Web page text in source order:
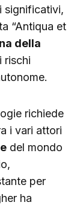
significativi,
“Antiqua et
della
rischi
richiede
i vari attori
del mondo
per
ha